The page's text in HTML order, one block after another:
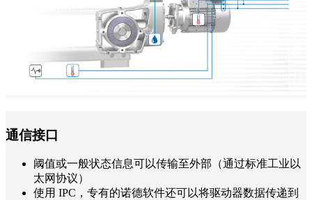
通信接口
阈值或一般状态信息可以传输至外部（通过标准工业以
太网协议）
使用 IPC，专有的诺德软件还可以将驱动器数据传递到